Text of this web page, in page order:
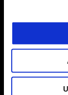
PROMOZIONI